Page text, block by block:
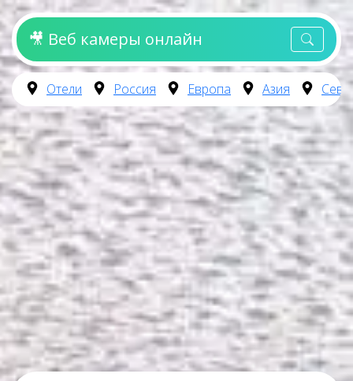
🎥 Веб камеры онлайн
Отели Россия Европа Азия